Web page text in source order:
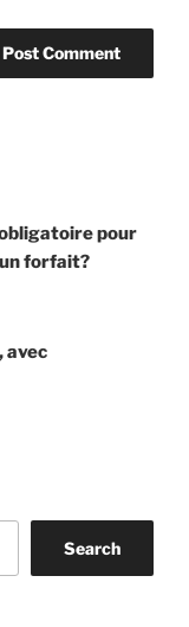
pour
forfait?
avec
Search